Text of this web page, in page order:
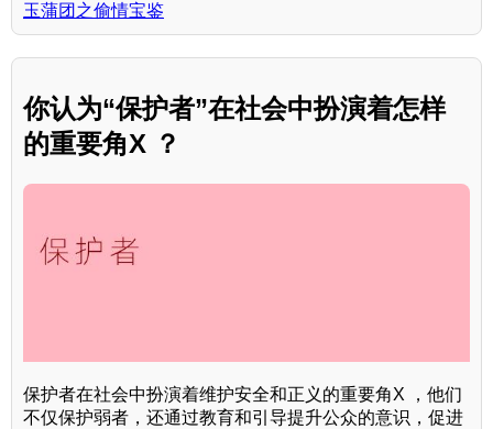
玉蒲团之偷情宝鉴
你认为“保护者”在社会中扮演着怎样
的重要角X ？
保护者在社会中扮演着维护安全和正义的重要角X ，他们
不仅保护弱者，还通过教育和引导提升公众的意识，促进